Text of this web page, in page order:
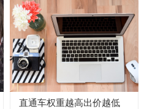
直通车权重越高出价越低